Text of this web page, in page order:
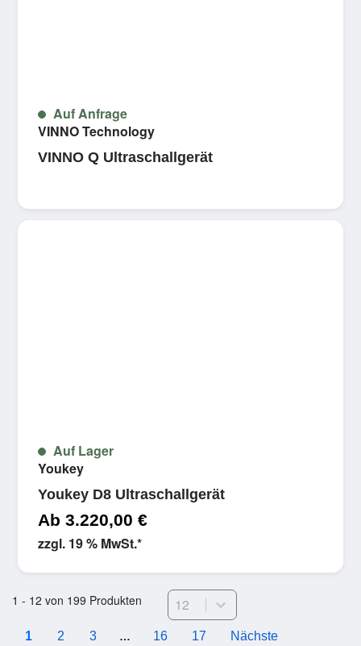
Auf Anfrage
VINNO Technology
VINNO Q Ultraschallgerät
Auf Lager
Youkey
Youkey D8 Ultraschallgerät
Ab 3.220,00 €
zzgl. 19 % MwSt.*
1 - 12 von 199 Produkten Select number per page
1 2 3 … 16 17 Nächste